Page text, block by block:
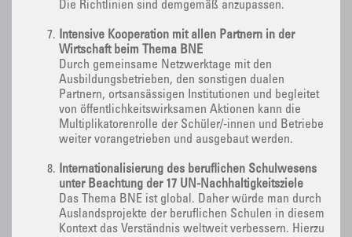
Die Richtlinien sind demgemäß anzupassen.
Intensive Kooperation mit allen Partnern in der
Wirtschaft beim Thema BNE
Durch gemeinsame Netzwerktage mit den
Ausbildungsbetrieben, den sonstigen dualen
Partnern, ortsansässigen Institutionen und begleitet
von öffentlichkeitswirksamen Aktionen kann die
Multiplikatorenrolle der Schüler/-innen und Betriebe
weiter vorangetrieben und ausgebaut werden.
Internationalisierung des beruflichen Schulwesens
unter Beachtung der 17 UN-Nachhaltigkeitsziele
Das Thema BNE ist global. Daher würde man durch
Auslandsprojekte der beruflichen Schulen in diesem
Kontext das Verständnis weltweit verbessern. Hierzu